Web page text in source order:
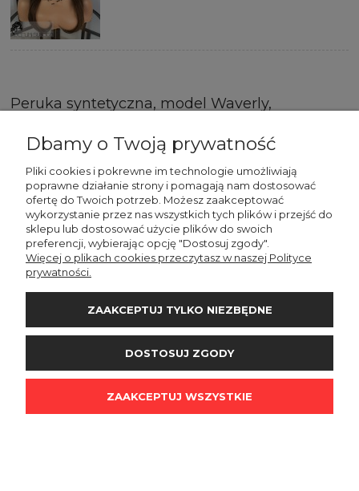
Peruka syntetyczna, model Waverly,
kanekalon termoplastyczny, ciemny brąz
Cena regularna:440,00 zł
Najniższa cena z 30 dni przed
obniżką:390,00 zł
DO KOSZYKA
Peruka syntetyczna Irma, kanekalon
termoplastyczny, kolor: brąz, fale
DO KOSZYKA
Dbamy o Twoją prywatność
Pliki cookies i pokrewne im technologie umożliwiają
poprawne działanie strony i pomagają nam dostosować
ofertę do Twoich potrzeb. Możesz zaakceptować
wykorzystanie przez nas wszystkich tych plików i przejść do
sklepu lub dostosować użycie plików do swoich
preferencji, wybierając opcję "Dostosuj zgody".
Więcej o plikach cookies przeczytasz w naszej Polityce
prywatności.
ZAAKCEPTUJ TYLKO NIEZBĘDNE
DOSTOSUJ ZGODY
ZAAKCEPTUJ WSZYSTKIE